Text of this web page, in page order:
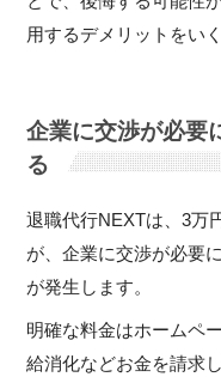
用するデメリットをい
企業に交渉が必要
る
退職代行NEXTは、3万
が、企業に交渉が必要
が発生します。
明確な料金はホームペ
給消化などお金を請求